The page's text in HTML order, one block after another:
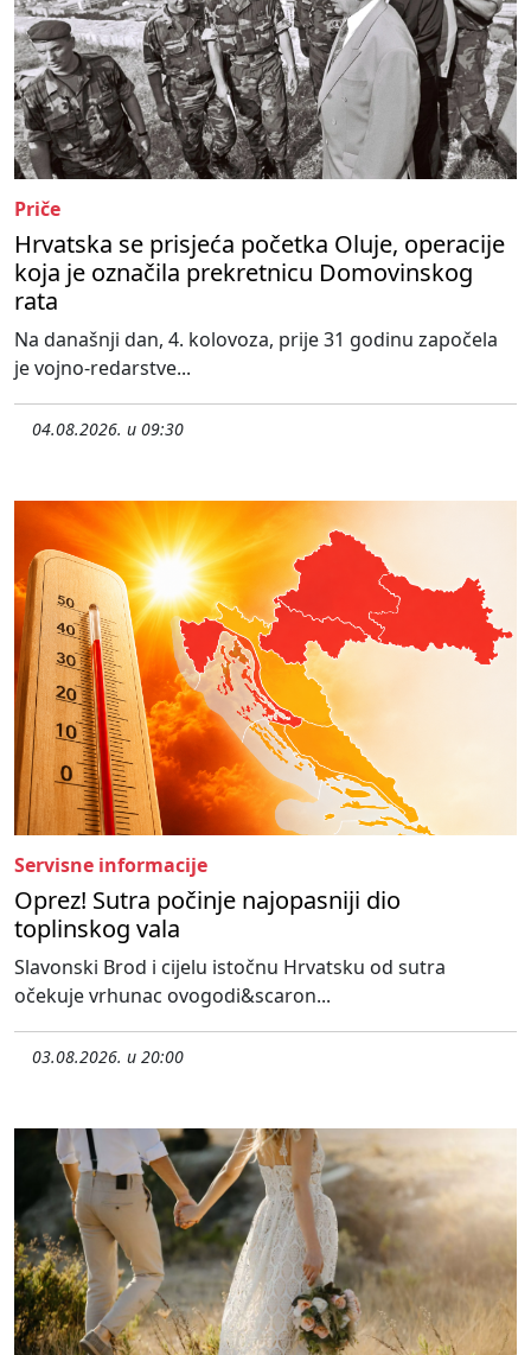
Priče
Hrvatska se prisjeća početka Oluje, operacije
koja je označila prekretnicu Domovinskog
rata
Na današnji dan, 4. kolovoza, prije 31 godinu započela
je vojno-redarstve...
04.08.2026. u 09:30
Servisne informacije
Oprez! Sutra počinje najopasniji dio
toplinskog vala
Slavonski Brod i cijelu istočnu Hrvatsku od sutra
očekuje vrhunac ovogodi&scaron...
03.08.2026. u 20:00